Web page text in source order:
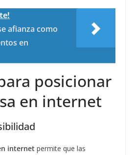
afianza como
en
posicionar
en internet
internet permite que las